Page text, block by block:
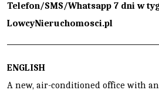
Telefon/SMS/Whatsapp 7 dni w
LowcyNieruchomosci.pl
ENGLISH
A new, air-conditioned office with an